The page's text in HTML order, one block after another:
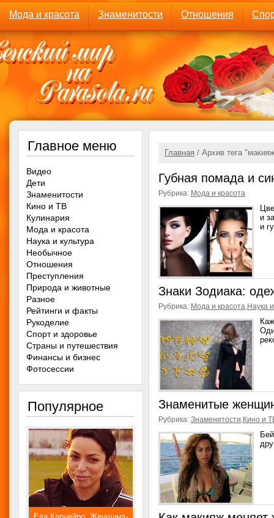
Мода и красота Знаменитости Отношения
Главная / Архив тега
Губная помада и
Рубрика: Мода и красота
и
и
Знаки Зодиака:
Рубрика: Мода и красота,Наука
Знаменитые
Рубрика: Знаменитости,Кино и
Главное меню
Видео
Дети
Знаменитости
Кино и ТВ
Кулинария
Мода и красота
Наука и культура
Необычное
Отношения
Преступления
Природа и животные
Разное
Рейтинги и факты
Рукоделие
Спорт и здоровье
Страны и путешествия
Финансы и бизнес
Фотосессии
Популярное